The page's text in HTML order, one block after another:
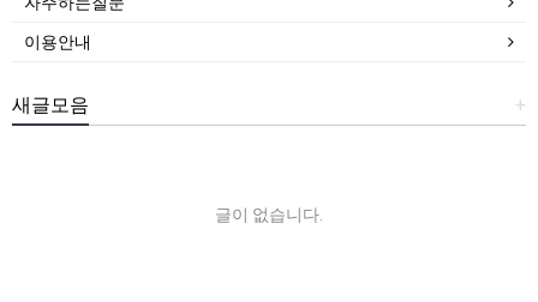
이용안내
+
새글모음
글이 없습니다.